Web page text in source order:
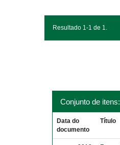
Resultado 1-1 de 1.
Conjunto de itens:
Data do
documento
Título